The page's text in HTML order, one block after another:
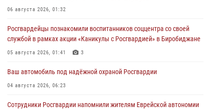
06 августа 2026, 01:32
Росгвардейцы познакомили воспитанников соццентра со своей
службой в рамках акции «Каникулы с Росгвардией» в Биробиджане
05 августа 2026, 01:41 3
Ваш автомобиль под надёжной охраной Росгвардии
04 августа 2026, 06:23
Сотрудники Росгвардии напомнили жителям Еврейской автономии